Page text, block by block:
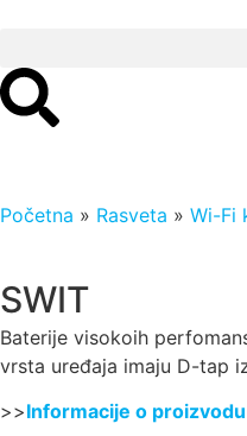
Početna » Rasveta » Wi-Fi
SWIT
Baterije visokoih
vrsta uređaja imaju D-tap
>>Informacije o